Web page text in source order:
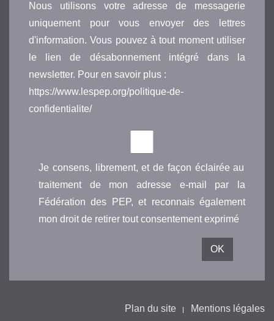
Nous utilisons votre adresse de messagerie
uniquement pour vous envoyer des lettres
d'information. Vous pouvez à tout moment utiliser
le lien de désabonnement intégré dans la
newsletter. Pour en savoir plus :
https://www.lespep.org/politique-de-
confidentialite/
Je consens, librement, et de façon éclairée au
traitement de mon adresse e-mail par la
Fédération des PEP, et reconnais également
mon droit de retirer tout consentement exprimé
Plan du site
Mentions légales